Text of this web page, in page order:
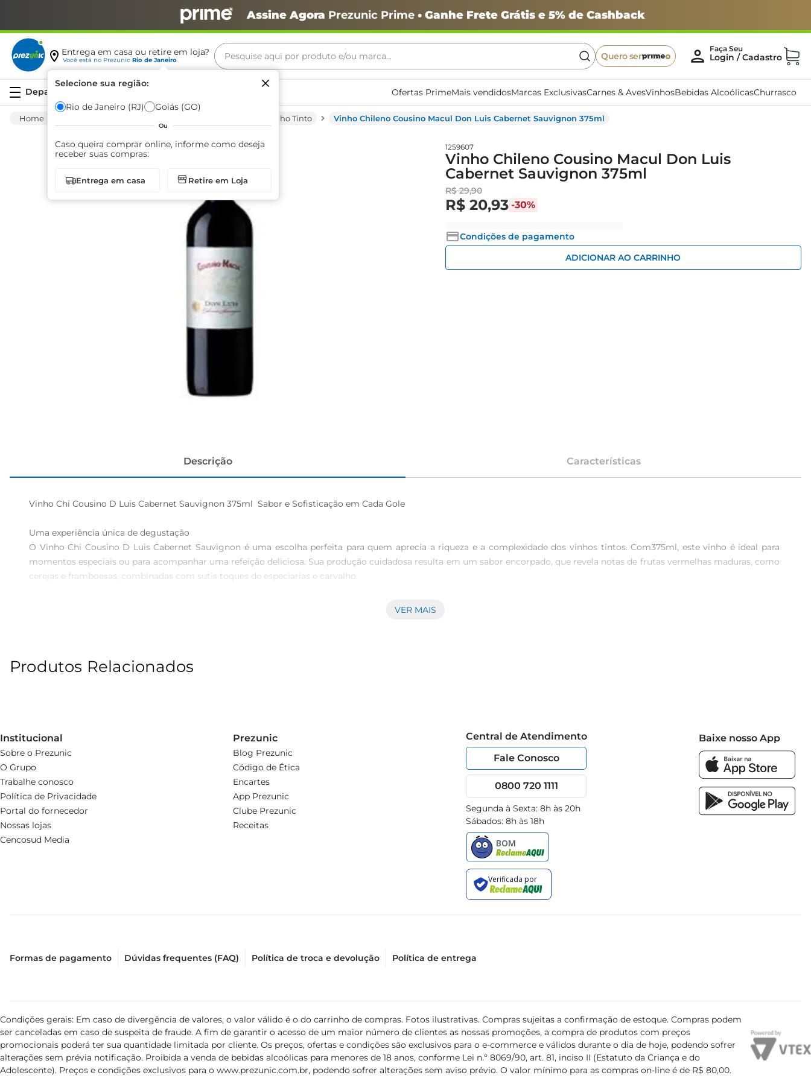
Assine Agora Prezunic Prime• Ganhe Frete Grátis e 5% de Cashback
Entrega em casa ou retire em loja?
Você está no Prezunic Rio de Janeiro
Selecione sua região:
Rio de Janeiro (RJ) Goiás (GO)
Ou
Caso queira comprar online, informe como deseja
receber suas compras:
Entrega em casa Retire em Loja
Pesquise aqui por produto e/ou marca...
Quero ser
Ofertas PrimeMais vendidosMarcas ExclusivasCarnes & AvesVinhosBebidas AlcoólicasChurrasco
Vinho Tinto Vinho Chileno Cousino Macul Don Luis Cabernet Sauvignon 375ml
1259607
Vinho Chileno Cousino Macul Don Luis
Cabernet Sauvignon 375ml
R$ 29,90
R$ 20,93 -30%
Condições de pagamento
ADICIONAR AO CARRINHO
Descrição Características
Vinho Chi Cousino D Luis Cabernet Sauvignon 375ml  Sabor e Sofisticação em Cada Gole
Uma experiência única de degustação
O Vinho Chi Cousino D Luis Cabernet Sauvignon é uma escolha perfeita para quem aprecia a riqueza e a complexidade dos vinhos tintos. Com375ml, este vinho é ideal para
momentos especiais ou para acompanhar uma refeição deliciosa. Sua produção cuidadosa resulta em um sabor encorpado, que revela notas de frutas vermelhas maduras, como
cerejas e framboesas, combinadas com sutis toques de especiarias e carvalho.
VER MAIS
Produtos Relacionados
Institucional
Sobre o Prezunic
O Grupo
Trabalhe conosco
Política de Privacidade
Portal do fornecedor
Nossas lojas
Cencosud Media
Prezunic
Blog Prezunic
Código de Ética
Encartes
App Prezunic
Clube Prezunic
Receitas
Central de Atendimento
Fale Conosco
0800 720 1111
Segunda à Sexta: 8h às 20h
Sábados: 8h às 18h
Baixe nosso App
Formas de pagamento Dúvidas frequentes (FAQ) Política de troca e devolução Política de entrega
Condições gerais: Em caso de divergência de valores, o valor válido é o do carrinho de compras. Fotos ilustrativas. Compras sujeitas a confirmação de estoque. Compras podem
ser canceladas em caso de suspeita de fraude. A fim de garantir o acesso de um maior número de clientes as nossas promoções, a compra de produtos com preços
promocionais poderá ter sua quantidade limitada por cliente. Os preços, ofertas e condições são exclusivos para o e-commerce e válidos durante o dia de hoje, podendo sofrer
alterações sem prévia notificação. Proibida a venda de bebidas alcoólicas para menores de 18 anos, conforme Lei n.º 8069/90, art. 81, inciso II (Estatuto da Criança e do
Adolescente). Preços e condições exclusivos para o www.prezunic.com.br, podendo sofrer alterações sem aviso prévio. O valor mínimo para as compras on-line é de R$ 80,00.
Termos mais buscados
café
arroz
azeite
biscoito
cerveja
iogurte